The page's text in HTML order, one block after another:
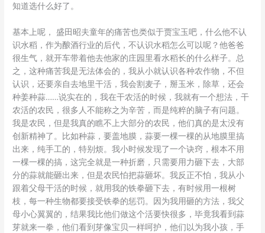
知道选什么好了。
基本上呢， 盛田昭夫童年的痛苦也类似于贾宝玉吧，什么他不认
识水稻，作为酿酒行业的后代，不认识水稻怎么可以呢？他爸爸
很生气，就开车带着他去他家的庄园里看水稻长的什么样子。总
之，这种痛苦我是无法体会的，我从小就认识各种农作物，不但
认识，还要亲自去地里干活，我会割麦子，掰玉米，除草，还会
种姜种蒜……说实在的，我在干农活的时候，我就有一个想法，干
农活的农民，很多人不能称之为辛苦，而是纯粹的脑子有问题。
我是农民，但是我真的瞧不上大部分的农民，他们真的是太没有
创新精神了。比如种蒜，要盖地膜，蒜要一棵一棵的从地膜里搞
出来，纯手工的，特别烦。我小时候发现了一个诀窍，根本不用
一棵一棵的搞，这完全就是一种折磨，只需要用力砸下去，大部
分的蒜就能砸出来，但是农民怕把蒜砸坏。我反正不怕，我从小
跟着父母干活的时候，就用我的铁拳砸下去，有时候用一根树
枝，每一种生物都要接受铁拳的惩罚。因为我用砸的方法，我父
母小心翼翼的，结果我比他们做这个活要快很多，毕竟我看到蒜
芽就来一拳，他们看到芽像宝贝一样呵护，他们以为我小孩，手